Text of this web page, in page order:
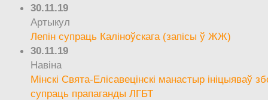
30.11.19
Артыкул
Лепін супраць Каліноўскага (запісы ў ЖЖ)
30.11.19
Навіна
Мінскі Свята-Елісавецінскі манастыр ініцыяваў
супраць прапаганды ЛГБТ